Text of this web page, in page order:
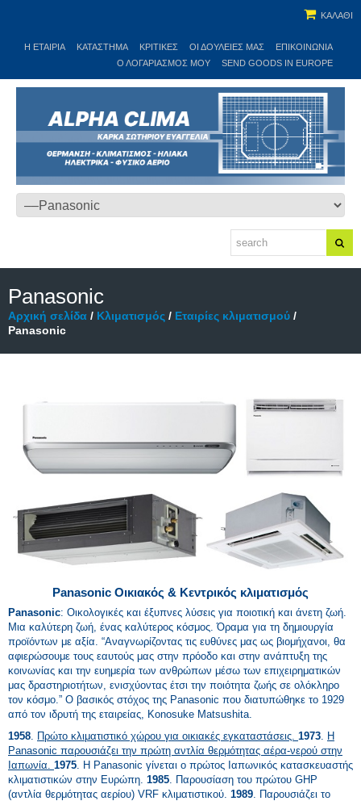
ΚΑΛΑΘΙ
Η ΕΤΑΙΡΊΑ ΚΑΤΆΣΤΗΜΑ ΚΡΙΤΙΚΕΣ ΟΙ ΔΟΥΛΕΙΈΣ ΜΑΣ
ΕΠΙΚΟΙΝΩΝΊΑ
Ο ΛΟΓΑΡΙΑΣΜΌΣ ΜΟΥ
SEND GOODS IN EUROPE
Panasonic
Αρχική σελίδα / Κλιματισμός / Εταιρίες κλιματισμού /
Panasonic
Panasonic Οικιακός & Κεντρικός κλιματισμός
Panasonic: Οικολογικές και έξυπνες λύσεις για ποιοτική και άνετη ζωή.
Μια καλύτερη ζωή, ένας καλύτερος κόσμος. Όραμα για τη δημιουργία
προϊόντων με αξία. “Αναγνωρίζοντας τις ευθύνες μας ως βιομήχανοι, θα
αφιερώσουμε τους εαυτούς μας στην πρόοδο και στην ανάπτυξη της
κοινωνίας και την ευημερία των ανθρώπων μέσω των επιχειρηματικών
μας δραστηριοτήτων, ενισχύοντας έτσι την ποιότητα ζωής σε ολόκληρο
τον κόσμο.” O βασικός στόχος της Panasonic που διατυπώθηκε το 1929
από τον ιδρυτή της εταιρείας, Konosuke Matsushita.
1958
Πρώτο κλιματιστικό χώρου για οικιακές εγκαταστάσεις. 1973
Η
Panasonic παρουσιάζει την πρώτη αντλία θερμότητας αέρα-νερού στην
Ιαπωνία. 1975 . Η Panasonic γίνεται ο πρώτος Ιαπωνικός κατασκευαστής
κλιματιστικών στην Ευρώπη. 1985 . Παρουσίαση του πρώτου GHP
(αντλία θερμότητας αερίου) VRF κλιματιστικού. 1989 . Παρουσιάζει το